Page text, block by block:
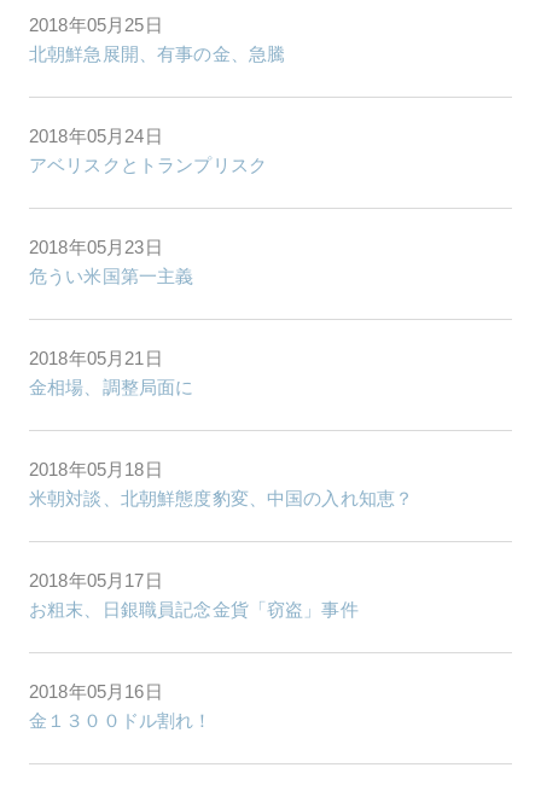
2018年05月25日
北朝鮮急展開、有事の金、急騰
2018年05月24日
アベリスクとトランプリスク
2018年05月23日
危うい米国第一主義
2018年05月21日
金相場、調整局面に
2018年05月18日
米朝対談、北朝鮮態度豹変、中国の入れ知恵？
2018年05月17日
お粗末、日銀職員記念金貨「窃盗」事件
2018年05月16日
金１３００ドル割れ！